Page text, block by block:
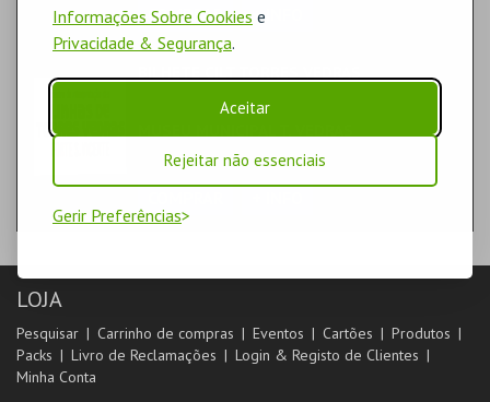
Informações Sobre Cookies e
Privacidade & Segurança.
Aceitar
Rejeitar não essenciais
Gerir Preferências
COMPRAR + INFO
LOJA
Pesquisar Carrinho de compras Eventos Cartões
Produtos
Packs
Livro de Reclamações
Login & Registo de Clientes
Minha Conta